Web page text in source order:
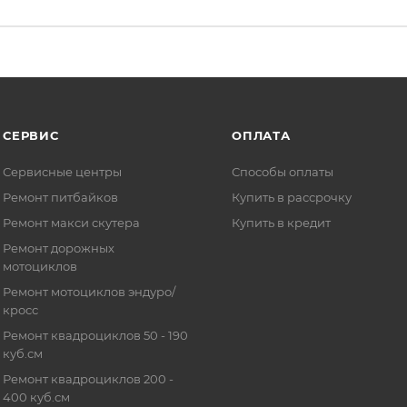
СЕРВИС
Сервисные центры
Ремонт питбайков
Ремонт макси скутера
Ремонт дорожных
мотоциклов
Ремонт мотоциклов эндуро/
кросс
Ремонт квадроциклов 50 - 190
куб.см
Ремонт квадроциклов 200 -
400 куб.см
ОПЛАТА
Способы оплаты
Купить в рассрочку
Купить в кредит